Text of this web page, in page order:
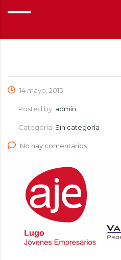
14 mayo, 2015
Posted by: admin
Categoría: Sin categoría
No hay comentarios